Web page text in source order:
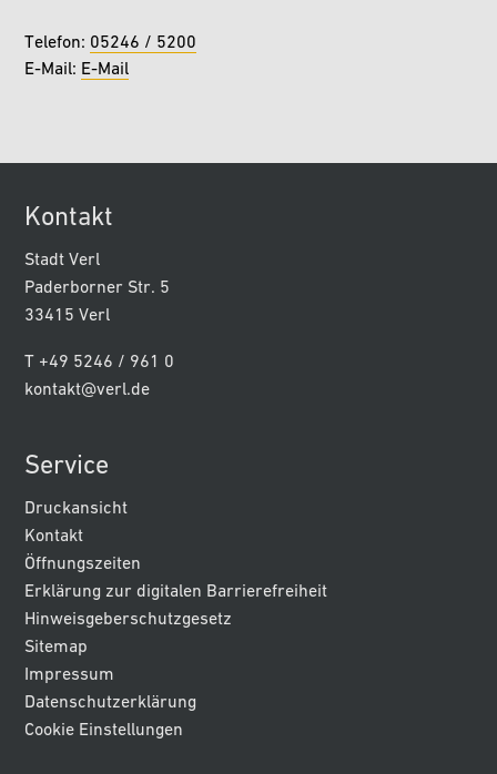
Telefon: 05246 / 5200
E-Mail: E-Mail
Kontakt
Stadt Verl
Paderborner Str. 5
33415 Verl
T +49 5246 / 961 0
kontakt@verl.de
Service
Druckansicht
Kontakt
Öffnungszeiten
Erklärung zur digitalen Barrierefreiheit
Hinweisgeberschutzgesetz
Sitemap
Impressum
Datenschutzerklärung
Cookie Einstellungen